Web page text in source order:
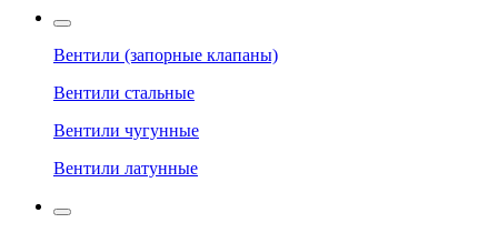
Вентили (запорные клапаны)
Вентили стальные
Вентили чугунные
Вентили латунные